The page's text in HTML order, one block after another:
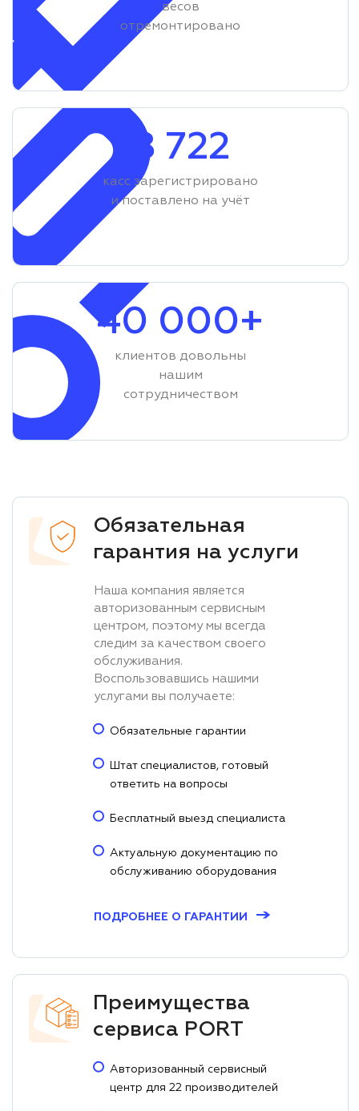
весов
отремонтировано
8 722
касс зарегистрировано
и поставлено на учёт
40 000+
клиентов довольны
нашим
сотрудничеством
Обязательная
гарантия на услуги
Наша компания является
авторизованным сервисным
центром, поэтому мы всегда
следим за качеством своего
обслуживания.
Воспользовавшись нашими
услугами вы получаете:
Обязательные гарантии
Штат специалистов, готовый
ответить на вопросы
Бесплатный выезд специалиста
Актуальную документацию по
обслуживанию оборудования
ПОДРОБНЕЕ О ГАРАНТИИ→
Преимущества
сервиса PORT
Авторизованный сервисный
центр для 22 производителей